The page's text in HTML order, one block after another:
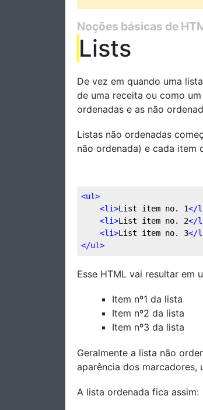
Noções básicas de
Lists
De vez em quando uma
de uma receita ou como
ordenadas e as não
Listas não ordenadas
não ordenada) e cada
<ul>
<li>List item no. 1</
<li>List item no. 2</
<li>List item no. 3</
</ul>
Esse HTML vai resultar em
Item nº1 da lista
Item nº2 da lista
Item nº3 da lista
Geralmente a lista não
aparência dos marcadores,
A lista ordenada fica assim: